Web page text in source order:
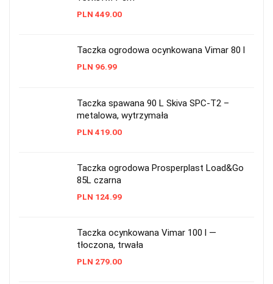
PLN 449.00
Taczka ogrodowa ocynkowana Vimar 80 l
PLN 96.99
Taczka spawana 90 L Skiva SPC-T2 –
metalowa, wytrzymała
PLN 419.00
Taczka ogrodowa Prosperplast Load&Go
85L czarna
PLN 124.99
Taczka ocynkowana Vimar 100 l —
tłoczona, trwała
PLN 279.00